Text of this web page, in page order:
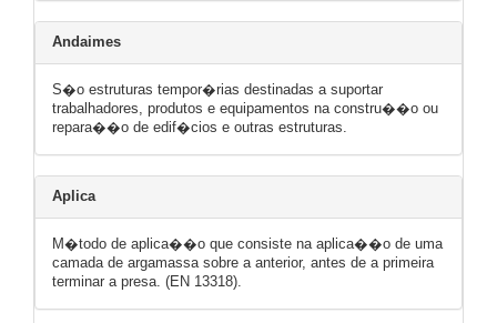
Andaimes
S�o estruturas tempor�rias destinadas a suportar
trabalhadores, produtos e equipamentos na constru��o ou
repara��o de edif�cios e outras estruturas.
Aplica
M�todo de aplica��o que consiste na aplica��o de uma
camada de argamassa sobre a anterior, antes de a primeira
terminar a presa. (EN 13318).